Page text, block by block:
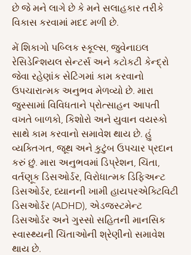
છે જે મને લાગે છે કે મને સલાહકાર તરીકે
વિકાસ કરવામાં મદદ મળી છે.
મેં શિકાગો પબ્લિક સ્કૂલ્સ, જુવેનાઇલ
રેસિડેન્શિયલ સેન્ટર્સ અને કટોકટી કેન્દ્રો
જેવા રહેણાંક સેટિંગમાં કામ કરવાનો
ઉપચારાત્મક અનુભવ મેળવ્યો છે. મારા
જુસ્સામાં વિવિધતાને પ્રોત્સાહન આપતી
વખતે બાળકો, કિશોરો અને યુવાન વયસ્કો
સાથે કામ કરવાનો સમાવેશ થાય છે. હું
વ્યક્તિગત, જૂથ અને કુટુંબ ઉપચાર પ્રદાન
કરું છું. મારા અનુભવમાં ડિપ્રેશન, ચિંતા,
વર્તણૂક ડિસઓર્ડર, વિરોધાત્મક ડિફિઅન્ટ
ડિસઓર્ડર, ધ્યાનની ખામી હાયપરએક્ટિવિટી
ડિસઓર્ડર (ADHD), એડજસ્ટમેન્ટ
ડિસઓર્ડર અને ગુસ્સો સહિતની માનસિક
સ્વાસ્થ્યની ચિંતાઓની શ્રેણીનો સમાવેશ
થાય છે.